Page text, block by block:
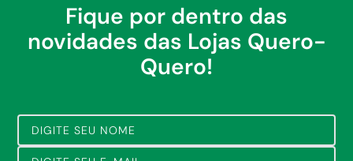
Fique por dentro das
novidades das Lojas Quero-
Quero!